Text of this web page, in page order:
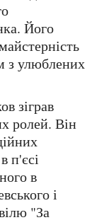
Його
з улюблених
ролей. Він
п'єсі
в
і
"За